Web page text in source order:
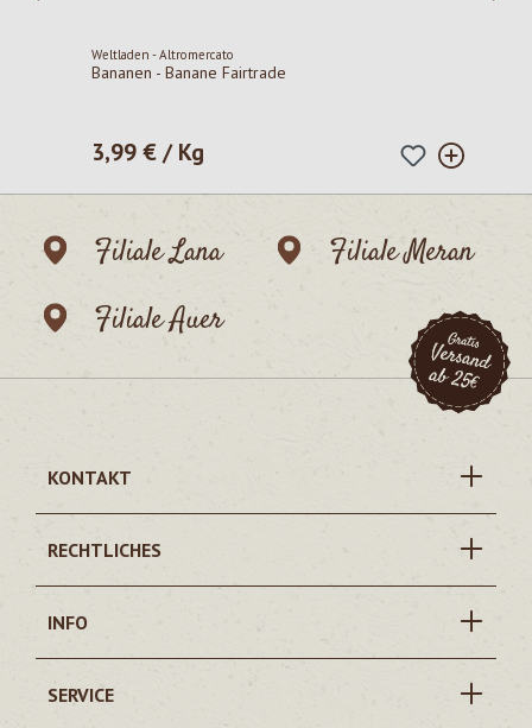
Weltladen - Altromercato
Bananen - Banane Fairtrade
Regulärer Preis:
3,99 € / Kg
Filiale Lana
Filiale Meran
Filiale Auer
KONTAKT
RECHTLICHES
INFO
SERVICE